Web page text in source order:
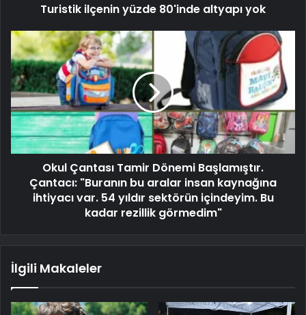
Turistik ilçenin yüzde 80'inde altyapı yok
Okul Çantası Tamir Dönemi Başlamıştır.
Çantacı: "Buranın bu aralar insan kaynağına
ihtiyacı var. 54 yıldır sektörün içindeyim. Bu
kadar rezillik görmedim"
İlgili Makaleler